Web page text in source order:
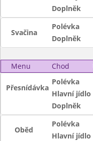
Doplněk
Svačina
Polévka
Doplněk
Menu Chod
Přesnídávka
Polévka
Hlavní jídlo
Doplněk
Oběd
Polévka
Hlavní jídlo